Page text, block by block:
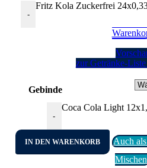
-
Fritz Kola Zuckerfrei
zur Getränke-
Gebinde
-
Coca Cola Light
IN DEN WARENKORB
Auch